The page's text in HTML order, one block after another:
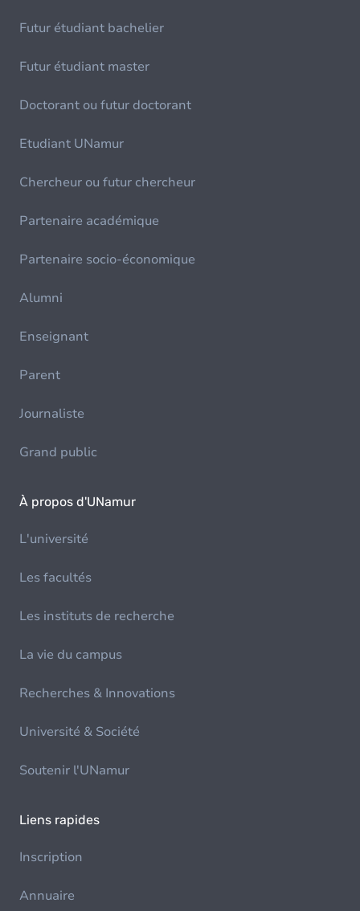
Futur étudiant bachelier
Futur étudiant master
Doctorant ou futur doctorant
Etudiant UNamur
Chercheur ou futur chercheur
Partenaire académique
Partenaire socio-économique
Alumni
Enseignant
Parent
Journaliste
Grand public
À propos d'UNamur
L'université
Les facultés
Les instituts de recherche
La vie du campus
Recherches & Innovations
Université & Société
Soutenir l'UNamur
Liens rapides
Inscription
Annuaire